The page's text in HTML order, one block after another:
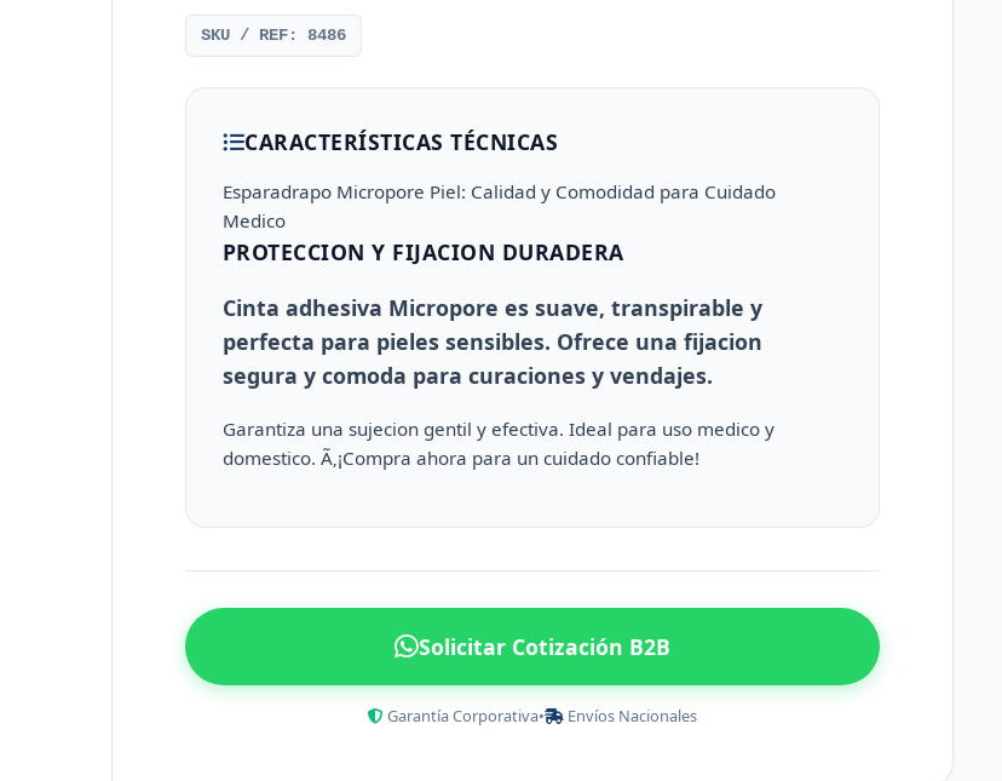
SKU / REF: 8486
CARACTERÍSTICAS TÉCNICAS
Esparadrapo Micropore Piel: Calidad y Comodidad para Cuidado
Medico
PROTECCION Y FIJACION DURADERA
Cinta adhesiva Micropore es suave, transpirable y
perfecta para pieles sensibles. Ofrece una fijacion
segura y comoda para curaciones y vendajes.
Garantiza una sujecion gentil y efectiva. Ideal para uso medico y
domestico. Ã‚¡Compra ahora para un cuidado confiable!
Solicitar Cotización B2B
Garantía Corporativa• Envíos Nacionales